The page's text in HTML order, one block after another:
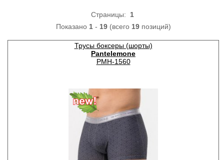
Страницы: 1
Показано 1- 19(всего 19позиций)
Трусы боксеры (шорты)
Pantelemone
PMH-1560